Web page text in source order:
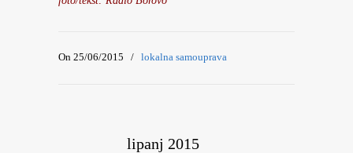
On 25/06/2015 / lokalna samouprava
lipanj 2015